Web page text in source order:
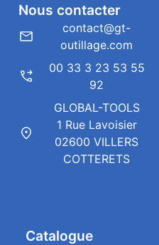
Catalogue
Nous contacter
contact@gt-
outillage.com
00 33 3 23 53 55
92
GLOBAL-TOOLS
1 Rue Lavoisier
02600 VILLERS
COTTERETS